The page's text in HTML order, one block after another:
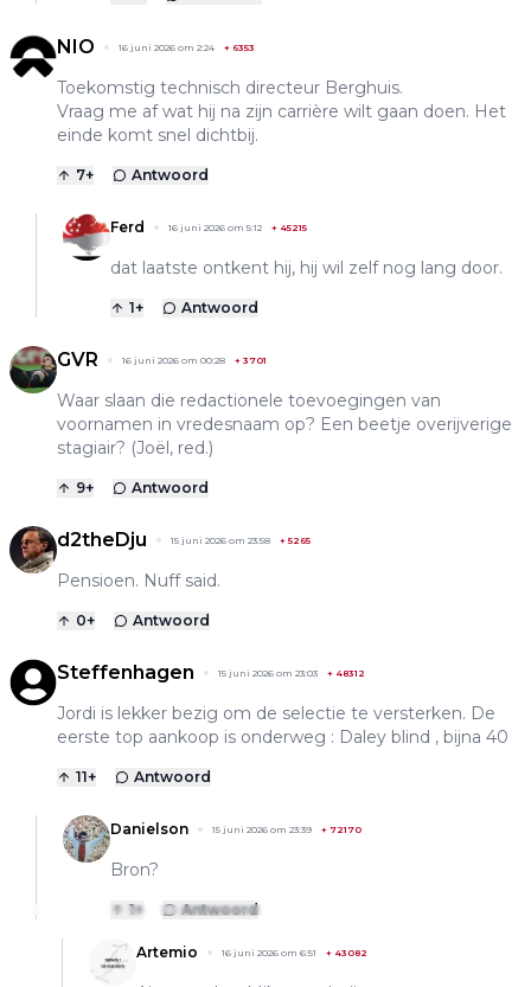
NIO 16 juni 2026 om 2:24 + 6353
Toekomstig technisch directeur Berghuis.
Vraag me af wat hij na zijn carrière wilt gaan doen. Het
einde komt snel dichtbij.
7+ Antwoord
Ferd 16 juni 2026 om 5:12 + 45215
dat laatste ontkent hij, hij wil zelf nog lang door.
1+ Antwoord
GVR 16 juni 2026 om 00:28 + 3701
Waar slaan die redactionele toevoegingen van
voornamen in vredesnaam op? Een beetje overijverige
stagiair? (Joël, red.)
9+ Antwoord
d2theDju 15 juni 2026 om 23:58 + 5265
Pensioen. Nuff said.
0+ Antwoord
Steffenhagen 15 juni 2026 om 23:03 + 48312
Jordi is lekker bezig om de selectie te versterken. De
eerste top aankoop is onderweg : Daley blind , bijna 40
11+ Antwoord
Danielson 15 juni 2026 om 23:39 + 72170
Bron?
1+ Antwoord
Artemio 16 juni 2026 om 6:51 + 43082